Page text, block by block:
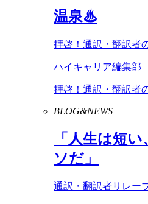
温泉♨
拝啓！通訳・翻訳者
ハイキャリア編集部
拝啓！通訳・翻訳者
BLOG&NEWS
「人生は短
ソだ」
通訳・翻訳者リレー